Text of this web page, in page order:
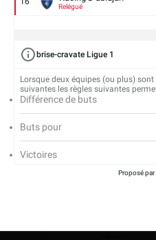
Relégué
brise-cravate Ligue 1
Lorsque deux équipes (ou plus)
suivantes les règles suivantes
Différence de buts
Buts pour
Victoires
Proposé par